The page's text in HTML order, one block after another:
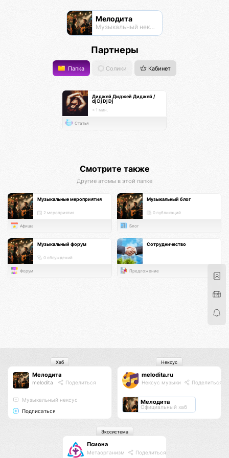
Мелодита
Музыкальный нексус
Партнеры
Папка Солики Кабинет
Диджей Диджей Диджей /
dj Dj Dj Dj
< 1 мин.
Статья
Смотрите также
Другие атомы в этой папке
Музыкальные мероприятия
2 мероприятия
Афиша
Музыкальный блог
0 публикаций
Блог
Музыкальный форум
0 обсуждений
Форум
Сотрудничество
Предложение
Мелодита
melodita Поделиться
Музыкальный нексус
Подписаться
Хаб
melodita.ru
Нексус музыки Поделиться
Мелодита
Официальный хаб
Нексус
Псиона
Метаорганизм Поделиться
Экосистема